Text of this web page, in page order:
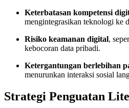
Keterbatasan kompetensi
mengintegrasikan teknologi ke
Risiko keamanan digital,
kebocoran data pribadi.
Ketergantungan berlebihan
menurunkan interaksi sosial
Strategi Penguatan